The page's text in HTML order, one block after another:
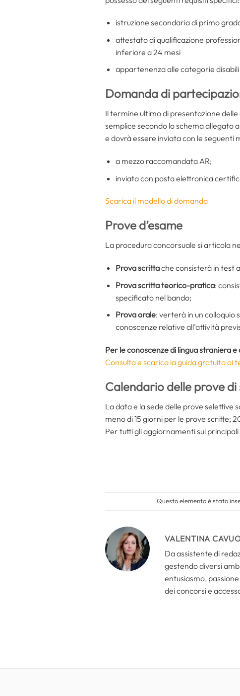
istruzione secondaria di primo
attestato di qualificazione
inferiore a 24 mesi
appartenenza alle categorie disabili
Domanda di
Il termine ultimo di presentazione
semplice secondo lo schema allegato
e dovrà essere inviata con le seguenti
a mezzo raccomandata AR;
inviata con posta elettronica
Scarica il modello di domanda
Prove d’esame
La procedura concorsuale si articola
Prova scrittache consisterà in test
Prova scritta teorico-pratica:
specificato nel bando;
Prova orale: verterà in un colloquio
conoscenze relative all’attività
Per le conoscenze di lingua straniera
Consulta e scarica la guida gratuita ai
Calendario delle prove di
La data e la sede delle prove selettive
meno di 15 giorni per le prove scritte;
Per tutti gli aggiornamenti sui
Questo elemento è stato
VALENTINA
Da assistente di
gestendo diversi
entusiasmo,
dei concorsi e